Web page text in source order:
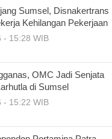
Sumsel, Disnakertrans
Kehilangan Pekerjaan
- 15:28 WIB
OMC Jadi Senjata
di Sumsel
- 15:22 WIB